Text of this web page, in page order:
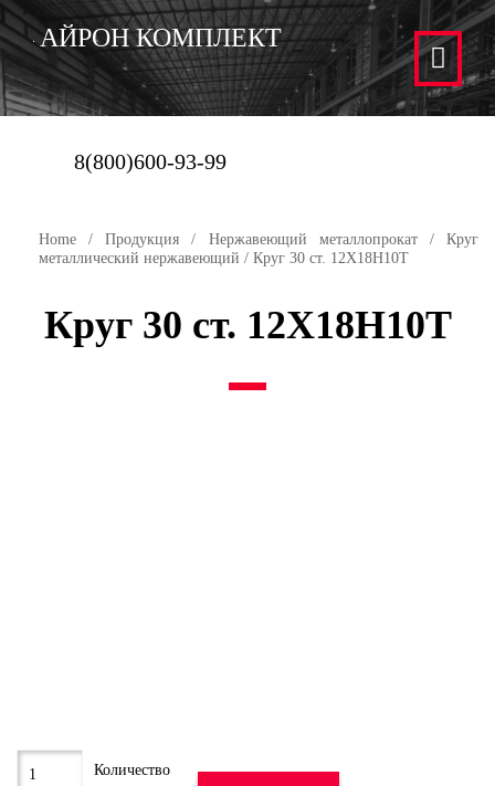
АЙРОН КОМПЛЕКТ
8(800)600-93-99
Home /Продукция / Нержавеющий металлопрокат/Круг
металлический нержавеющий / Круг 30 ст. 12Х18Н10Т
Круг 30 ст. 12Х18Н10Т